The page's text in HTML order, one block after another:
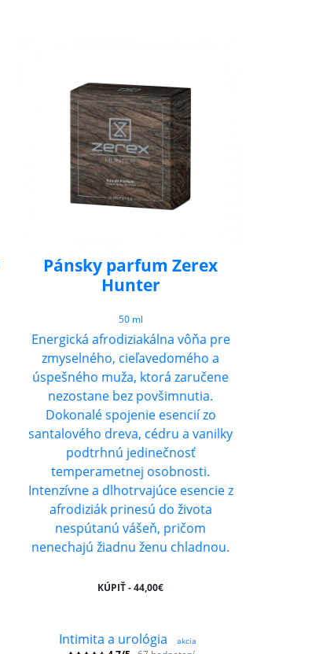
Pánsky parfum Zerex
Hunter
50 ml
Energická afrodiziakálna vôňa pre
zmyselného, cieľavedomého a
úspešného muža, ktorá zaručene
nezostane bez povšimnutia.
Dokonalé spojenie esencií zo
santalového dreva, cédru a vanilky
podtrhnú jedinečnosť
temperametnej osobnosti.
Intenzívne a dlhotrvajúce esencie z
afrodiziák prinesú do života
nespútanú vášeň, pričom
nenechajú žiadnu ženu chladnou.
KÚPIŤ - 44,00€
Intimita a urológia akcia